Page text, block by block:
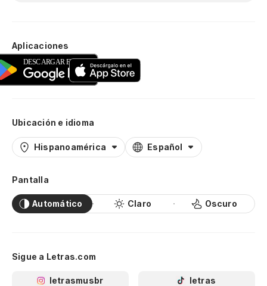
Aplicaciones
Ubicación e idioma
Hispanoamérica Español
Pantalla
Automático Claro Oscuro
Sigue a Letras.com
letrasmusbr letras